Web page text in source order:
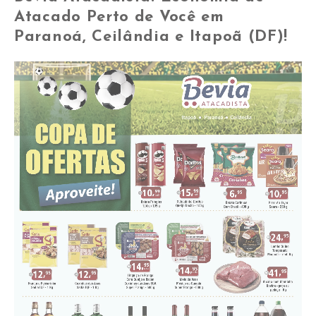
Atacado Perto de Você em
Paranoá, Ceilândia e Itapoã (DF)!